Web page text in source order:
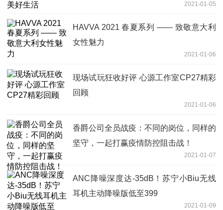
2021-01-05
HAVVA 2021 春夏系列 —— 致敬意大利
女性魅力
2021-01-06
现场试玩狂收好评 心源工作室CP27精彩
回顾
2021-01-06
香爵公司全员战疫：不同的岗位，同样的
坚守，一起打赢疫情防控阻击战！
2021-01-07
ANC降噪深度达-35dB！苏宁小Biu无线
耳机主动降噪版低至399
2021-01-09